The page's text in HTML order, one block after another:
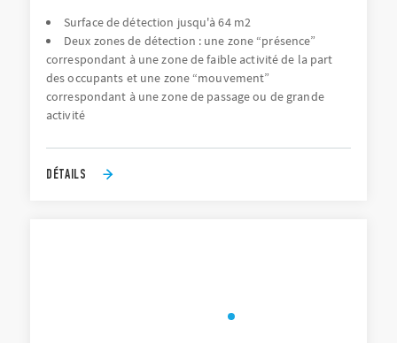
Surface de détection jusqu'à 64 m2
Deux zones de détection : une zone “présence”
correspondant à une zone de faible activité de la part
des occupants et une zone “mouvement”
correspondant à une zone de passage ou de grande
activité
DÉTAILS